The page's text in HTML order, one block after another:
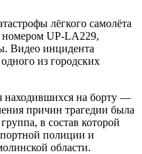
лёгкого самолёта
номером UP-LA229,
Видео инцидента
из городских
находившихся на борту —
причин трагедии была
в состав которой
полиции и
области.